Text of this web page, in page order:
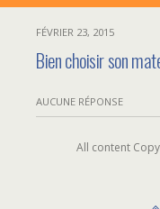
FÉVRIER 23, 2015
Bien choisir son
AUCUNE RÉPONSE
All content